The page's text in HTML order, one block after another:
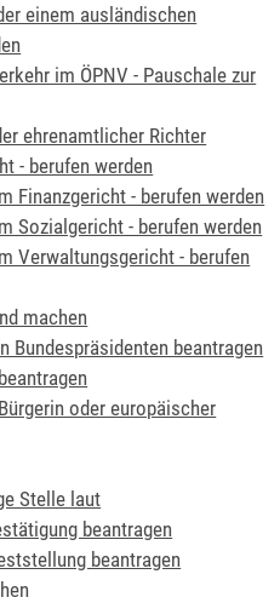
einem ausländischen
im ÖPNV - Pauschale zur
ehrenamtlicher Richter
- berufen werden
Finanzgericht - berufen werden
Sozialgericht - berufen werden
Verwaltungsgericht - berufen
machen
Bundespräsidenten beantragen
oder europäischer
Stelle laut
beantragen
beantragen